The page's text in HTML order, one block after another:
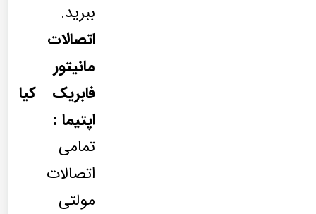
ببرید.
اتصالات
مانیتور
فابریک کیا
اپتیما :
تمامی
اتصالات
مولتی